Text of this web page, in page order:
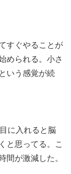
すぐやることが
められる。小さ
いう感覚が続
に入れると脳
と思ってる。こ
間が激減した。